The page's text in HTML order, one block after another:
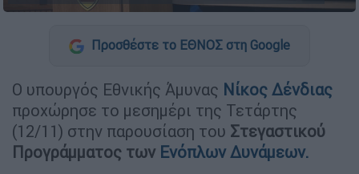
Προσθέστε το ΕΘΝΟΣ στη Google
Ο υπουργός Εθνικής Άμυνας Νίκος Δένδιας
προχώρησε το μεσημέρι της Τετάρτης
(12/11) στην παρουσίαση του Στεγαστικού
Προγράμματος των Ενόπλων Δυνάμεων.